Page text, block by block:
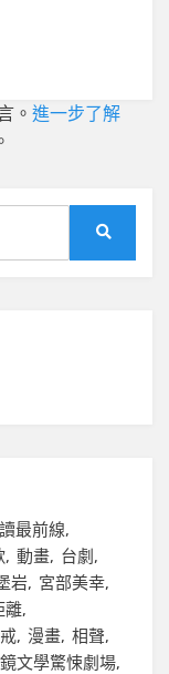
。 進一步了解
最前線
動畫
台劇
岩
宮部美幸
離
漫畫 相聲
鏡文學驚悚劇場